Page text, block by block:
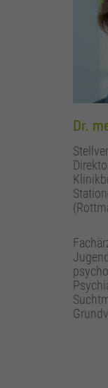
Dr.